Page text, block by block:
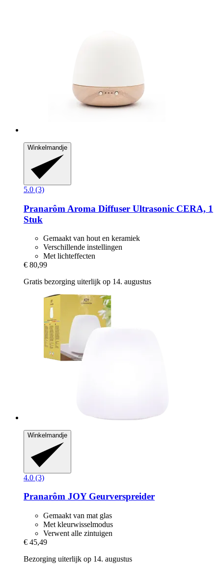
Winkelmandje
5.0 (3)
Pranarôm Aroma Diffuser Ultrasonic CERA, 1
Stuk
Gemaakt van hout en keramiek
Verschillende instellingen
Met lichteffecten
€ 80,99
Gratis bezorging uiterlijk op 14. augustus
Winkelmandje
4.0 (3)
Pranarôm JOY Geurverspreider
Gemaakt van mat glas
Met kleurwisselmodus
Verwent alle zintuigen
€ 45,49
Bezorging uiterlijk op 14. augustus